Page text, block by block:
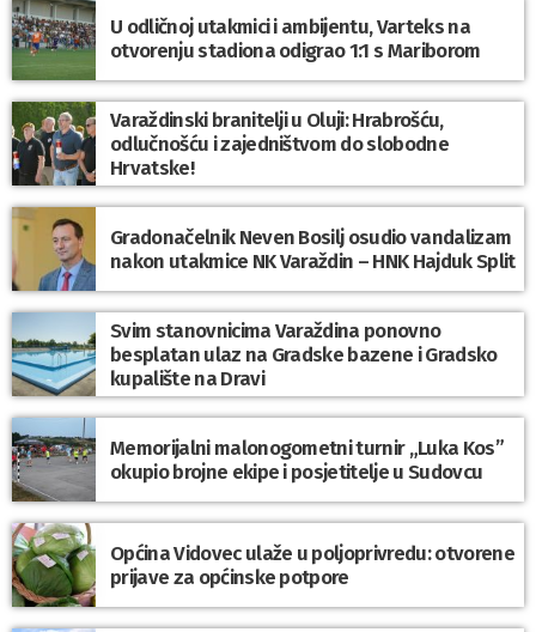
U odličnoj utakmici i ambijentu, Varteks na
otvorenju stadiona odigrao 1:1 s Mariborom
Varaždinski branitelji u Oluji: Hrabrošću,
odlučnošću i zajedništvom do slobodne
Hrvatske!
Gradonačelnik Neven Bosilj osudio vandalizam
nakon utakmice NK Varaždin – HNK Hajduk Split
Svim stanovnicima Varaždina ponovno
besplatan ulaz na Gradske bazene i Gradsko
kupalište na Dravi
Memorijalni malonogometni turnir „Luka Kos”
okupio brojne ekipe i posjetitelje u Sudovcu
Općina Vidovec ulaže u poljoprivredu: otvorene
prijave za općinske potpore